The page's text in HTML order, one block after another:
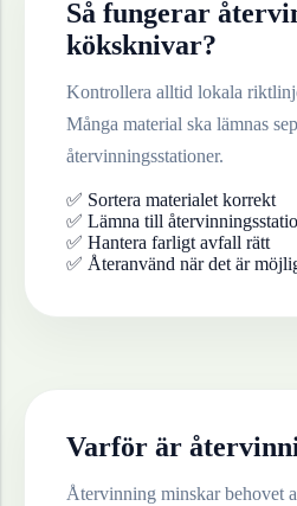
Så fungerar
köksknivar?
Kontrollera alltid lokala
Många material ska lämnas
återvinningsstationer.
✅ Sortera materialet korrekt
✅ Lämna till
✅ Hantera farligt avfall rätt
✅ Återanvänd när det är
Varför är
Återvinning minskar behovet